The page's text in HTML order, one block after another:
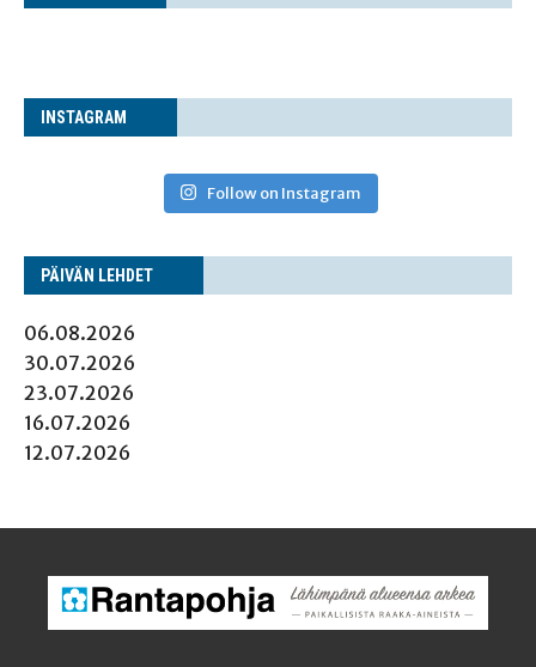
INS­TA­GRAM
Follow on Instagram
PÄI­VÄN LEHDET
06.08.2026
30.07.2026
23.07.2026
16.07.2026
12.07.2026